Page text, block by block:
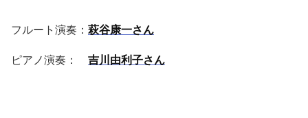
フルート演奏： 萩谷康一さん
ピアノ演奏： 吉川由利子さん